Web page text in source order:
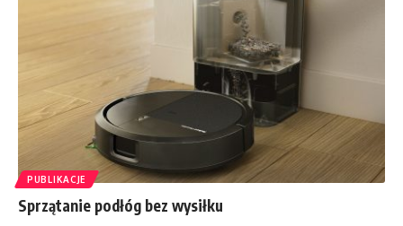
PUBLIKACJE
Sprzątanie podłóg bez wysiłku